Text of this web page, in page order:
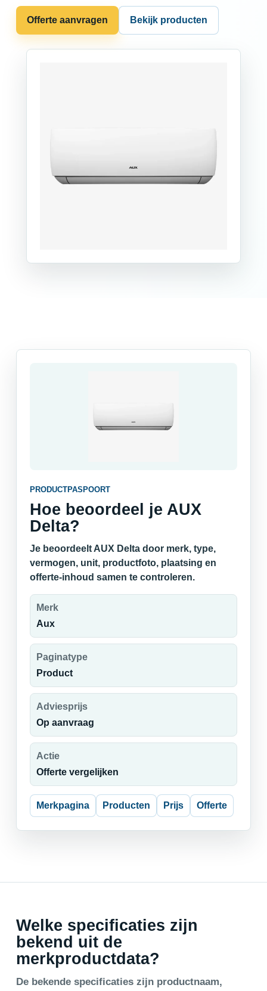
Offerte aanvragen Bekijk producten
PRODUCTPASPOORT
Hoe beoordeel je AUX
Delta?
Je beoordeelt AUX Delta door merk, type,
vermogen, unit, productfoto, plaatsing en
offerte-inhoud samen te controleren.
Merk
Aux
Paginatype
Product
Adviesprijs
Op aanvraag
Actie
Offerte vergelijken
Merkpagina Producten Prijs Offerte
Welke specificaties zijn
bekend uit de
merkproductdata?
De bekende specificaties zijn productnaam,